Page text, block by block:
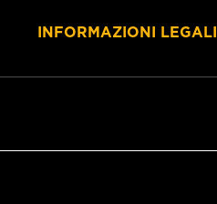
INFORMAZIONI LEGALI